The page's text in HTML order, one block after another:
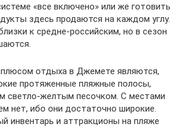
«все включено» или же готовить
здесь продаются на каждом углу.
к средне-российским, но в сезон
отдыха в Джемете являются,
протяженные пляжные полосы,
светло-желтым песочком. С местами
нет, ибо они достаточно широкие.
инвентарь и аттракционы на пляже